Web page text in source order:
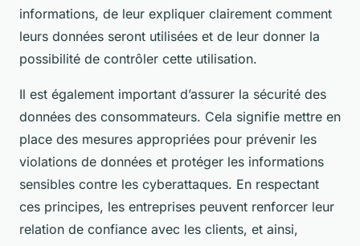
informations, de leur expliquer clairement comment
leurs données seront utilisées et de leur donner la
possibilité de contrôler cette utilisation.
Il est également important d’assurer la sécurité des
données des consommateurs. Cela signifie mettre en
place des mesures appropriées pour prévenir les
violations de données et protéger les informations
sensibles contre les cyberattaques. En respectant
ces principes, les entreprises peuvent renforcer leur
relation de confiance avec les clients, et ainsi,